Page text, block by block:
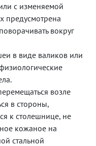
с изменяемой
предусмотрена
вокруг
в виде валиков или
возле
в стороны,
к столешнице, не
кожаное на
стальной